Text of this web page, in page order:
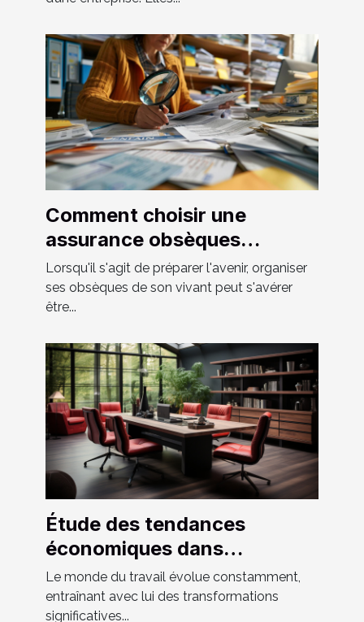
Comment choisir une
assurance obsèques
adaptée à vos besoins
Lorsqu'il s'agit de préparer l'avenir, organiser
ses obsèques de son vivant peut s'avérer
être...
Étude des tendances
économiques dans
l'industrie du mobilier de
bureau en France
Le monde du travail évolue constamment,
entraînant avec lui des transformations
significatives...